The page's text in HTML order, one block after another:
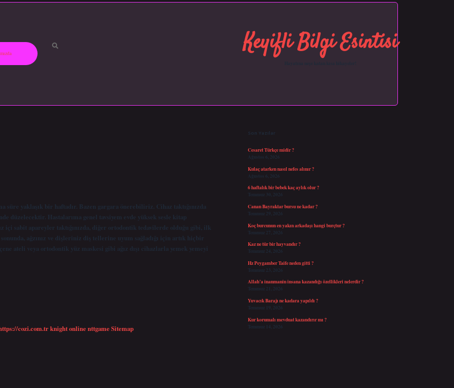
Keyifli Bilgi Esintisi
süre yaklaşık bir haftadır. Bazen gargara önerebiliriz. Cihaz taktığınızda
düzelecektir. Hastalarıma genel tavsiyem evde yüksek sesle kitap
içi sabit apareyler taktığınızda, diğer ortodontik tedavilerde olduğu gibi, ilk
ağzınız ve dişleriniz diş tellerine uyum sağladığı için artık hiçbir
ateli veya ortodontik yüz maskesi gibi ağız dışı cihazlarla yemek yemeyi
cozi.com.trknight onlinenttgameSitemap
Son Yazılar
Cesaret Türkçe midir ?
Ağustos 6, 2026
Kulaç atarken nasıl nefes alınır ?
Ağustos 6, 2026
6 haftalık bir bebek kaç aylık olur ?
Temmuz 30, 2026
Canan Bayraktar bursu ne kadar ?
Temmuz 29, 2026
Koç burcunun en yakın arkadaşı hangi burçtur ?
Temmuz 27, 2026
Kaz ne tür bir hayvandır ?
Temmuz 24, 2026
Hz Peygamber Taife neden gitti ?
Temmuz 23, 2026
Allah’a inanmanin insana kazandığı özellikleri nelerdir ?
Temmuz 21, 2026
Yuvacık Barajı ne kadara yapıldı ?
Temmuz 19, 2026
Kur korumalı mevduat kazandırır mı ?
Temmuz 14, 2026